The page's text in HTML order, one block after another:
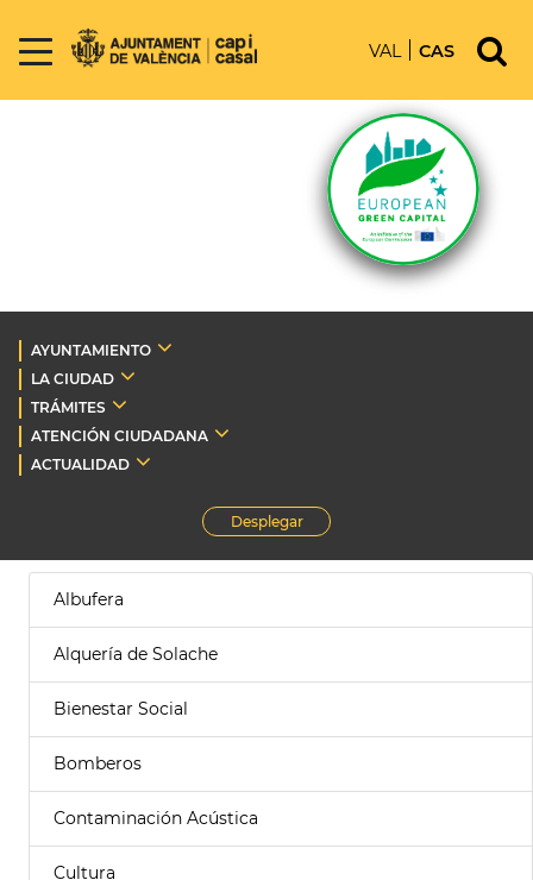
VAL CAS
AYUNTAMIENTO
LA CIUDAD
TRÁMITES
ATENCIÓN CIUDADANA
ACTUALIDAD
Desplegar
Albufera
Alquería de Solache
Bienestar Social
Bomberos
Contaminación Acústica
Cultura